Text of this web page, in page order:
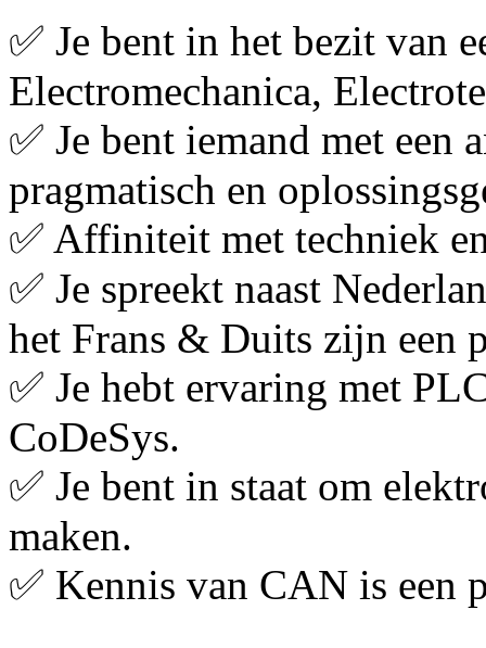
✅ Je bent in het bezit van
Electromechanica,
✅ Je bent iemand met een
pragmatisch en
✅ Affiniteit met techniek
✅ Je spreekt naast
het Frans & Duits zijn een
✅ Je hebt ervaring met
CoDeSys.
✅ Je bent in staat om
maken.
✅ Kennis van CAN is een